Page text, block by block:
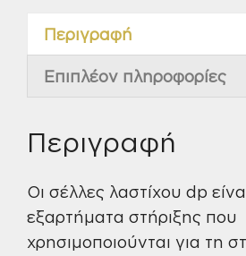
Περιγραφή
Επιπλέον πληροφορίες
Περιγραφή
Οι σέλλες λαστίχου dp
εξαρτήματα στήριξης που
χρησιμοποιούνται για τη